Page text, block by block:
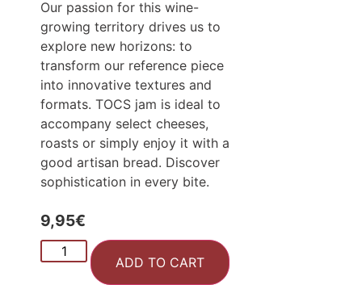
Our passion for this wine-
growing territory drives us to
explore new horizons: to
transform our reference piece
into innovative textures and
formats. TOCS jam is ideal to
accompany select cheeses,
roasts or simply enjoy it with a
good artisan bread. Discover
sophistication in every bite.
9,95€
ADD TO CART